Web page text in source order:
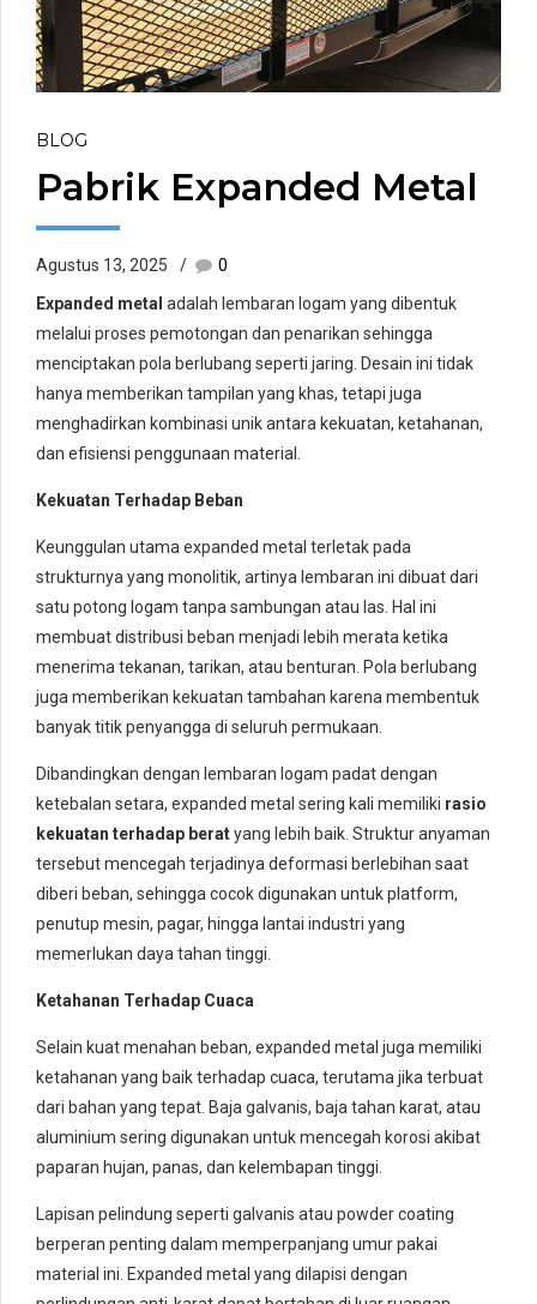
BLOG
Pabrik Expanded Metal
Agustus 13, 2025
0
Expanded metal adalah lembaran logam yang dibentuk
melalui proses pemotongan dan penarikan sehingga
menciptakan pola berlubang seperti jaring. Desain ini tidak
hanya memberikan tampilan yang khas, tetapi juga
menghadirkan kombinasi unik antara kekuatan, ketahanan,
dan efisiensi penggunaan material.
Kekuatan Terhadap Beban
Keunggulan utama expanded metal terletak pada
strukturnya yang monolitik, artinya lembaran ini dibuat dari
satu potong logam tanpa sambungan atau las. Hal ini
membuat distribusi beban menjadi lebih merata ketika
menerima tekanan, tarikan, atau benturan. Pola berlubang
juga memberikan kekuatan tambahan karena membentuk
banyak titik penyangga di seluruh permukaan.
Dibandingkan dengan lembaran logam padat dengan
ketebalan setara, expanded metal sering kali memiliki rasio
kekuatan terhadap beratyang lebih baik. Struktur anyaman
tersebut mencegah terjadinya deformasi berlebihan saat
diberi beban, sehingga cocok digunakan untuk platform,
penutup mesin, pagar, hingga lantai industri yang
memerlukan daya tahan tinggi.
Ketahanan Terhadap Cuaca
Selain kuat menahan beban, expanded metal juga memiliki
ketahanan yang baik terhadap cuaca, terutama jika terbuat
dari bahan yang tepat. Baja galvanis, baja tahan karat, atau
aluminium sering digunakan untuk mencegah korosi akibat
paparan hujan, panas, dan kelembapan tinggi.
Lapisan pelindung seperti galvanis atau powder coating
berperan penting dalam memperpanjang umur pakai
material ini. Expanded metal yang dilapisi dengan